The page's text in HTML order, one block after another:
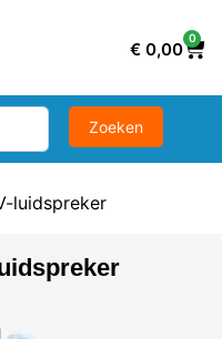
€ 0,00
0
luidspreker